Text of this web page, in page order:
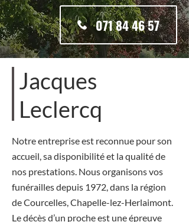
071 84 46 57
Jacques
Leclercq
Notre entreprise est reconnue pour son
accueil, sa disponibilité et la qualité de
nos prestations. Nous organisons vos
funérailles depuis 1972, dans la région
de Courcelles, Chapelle-lez-Herlaimont.
Le décès d’un proche est une épreuve